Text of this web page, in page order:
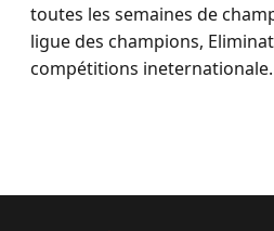
toutes les semaines de
ligue des champions,
compétitions ineternationale.